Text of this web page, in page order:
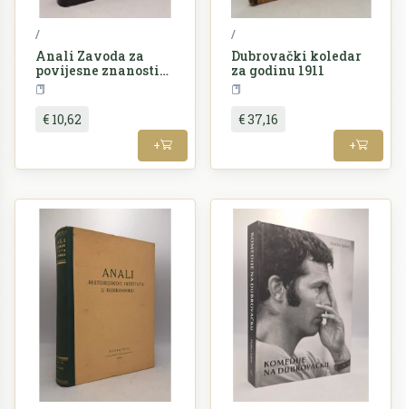
/
Anali Zavoda za
povijesne znanosti
istraživačkog centra
Jugoslavenske
akademije znanosti i
umjetnosti
€ 10,62
+
/
Dubrovački koledar
za godinu 1911
€ 37,16
+